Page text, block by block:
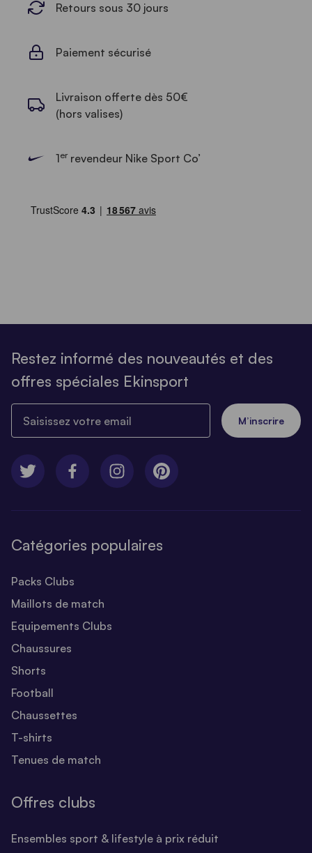
Retours sous 30 jours
Paiement sécurisé
Livraison offerte dès 50€
(hors valises)
1errevendeur Nike Sport Co’
Restez informé des nouveautés et des
offres spéciales Ekinsport
M’inscrire
Catégories populaires
Packs Clubs
Maillots de match
Equipements Clubs
Chaussures
Shorts
Football
Chaussettes
T-shirts
Tenues de match
Offres clubs
Ensembles sport & lifestyle à prix réduit